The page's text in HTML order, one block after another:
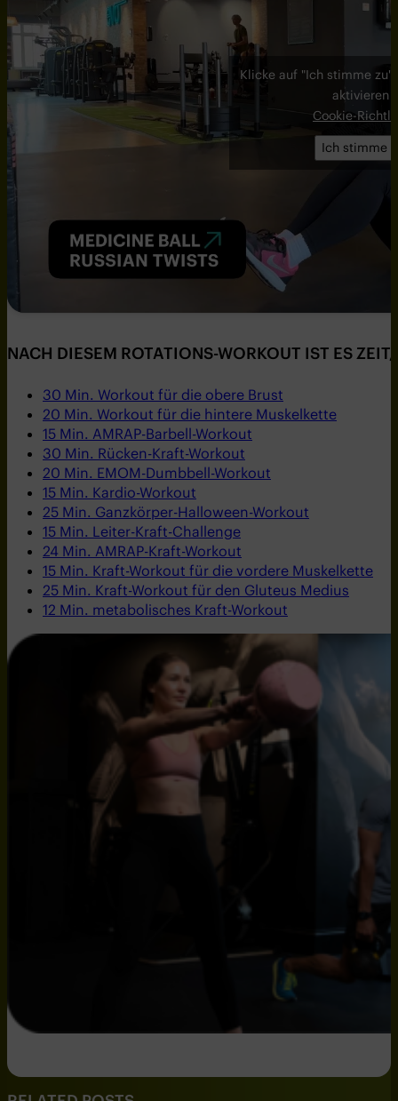
Klicke auf "Ich stimme
aktivieren
Cookie-
Ich stimme
NACH DIESEM ROTATIONS-WORKOUT IST ES
30 Min. Workout für die obere Brust
20 Min. Workout für die hintere Muskelkette
15 Min. AMRAP-Barbell-Workout
30 Min. Rücken-Kraft-Workout
20 Min. EMOM-Dumbbell-Workout
15 Min. Kardio-Workout
25 Min. Ganzkörper-Halloween-Workout
15 Min. Leiter-Kraft-Challenge
24 Min. AMRAP-Kraft-Workout
15 Min. Kraft-Workout für die vordere Muskelkette
25 Min. Kraft-Workout für den Gluteus Medius
12 Min. metabolisches Kraft-Workout